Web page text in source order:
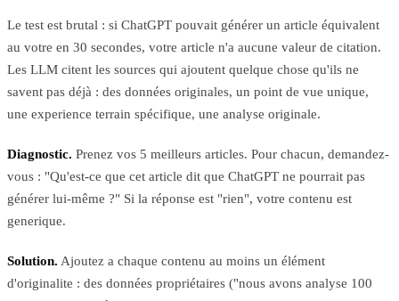
Le test est brutal : si ChatGPT pouvait générer un article équivalent
au votre en 30 secondes, votre article n'a aucune valeur de citation.
Les LLM citent les sources qui ajoutent quelque chose qu'ils ne
savent pas déjà : des données originales, un point de vue unique,
une experience terrain spécifique, une analyse originale.
Diagnostic. Prenez vos 5 meilleurs articles. Pour chacun, demandez-
vous : "Qu'est-ce que cet article dit que ChatGPT ne pourrait pas
générer lui-même ?" Si la réponse est "rien", votre contenu est
generique.
Solution. Ajoutez a chaque contenu au moins un élément
d'originalite : des données propriétaires ("nous avons analyse 100